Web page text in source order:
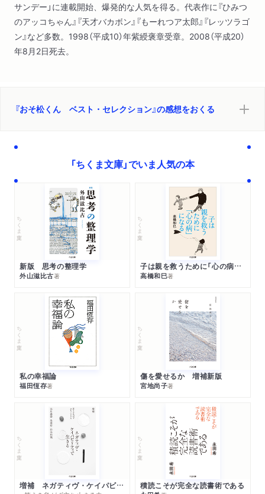
サンデー」に連載開始、爆発的な人気を得る。代表作に『ひみつ
のアッコちゃん』『天才バカボン』『もーれつア太郎』『レッツラゴ
ン』など多数。1998（平成10）年紫綬褒章受章。2008（平成20）
年8月2日死去。
『おそ松くん ベスト・セレクション』の感想をおくる
「ちくま文庫」でいま人気の本
ちくま文庫
新版 思考の整理学
外山滋比古著
ちくま文庫
子は親を救うために「心の病」になる
高橋和巳著
ちくま文庫
私の幸福論
福田恆存著
ちくま文庫
傷を愛せるか 増補新版
宮地尚子著
ちくま文庫
増補 ネガティヴ・ケイパビリティで生きる
ちくま文庫
積読こそが完全な読書術である